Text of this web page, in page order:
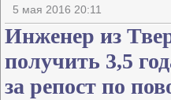
5 мая 2016 20:11
Инженер из
получить 3,5
за репост по